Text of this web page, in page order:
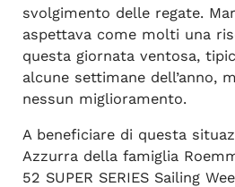
svolgimento delle regate.
aspettava come molti una
questa giornata ventosa,
alcune settimane dell’anno,
nessun miglioramento.
A beneficiare di questa
Azzurra della famiglia
52 SUPER SERIES Sailing